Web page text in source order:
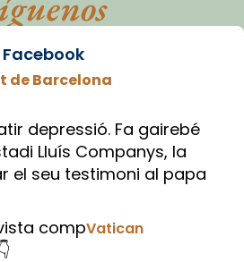
Facebook
de Barcelona
depressió. Fa gairebé
Lluís Companys, la
el seu testimoni al papa
compVatican